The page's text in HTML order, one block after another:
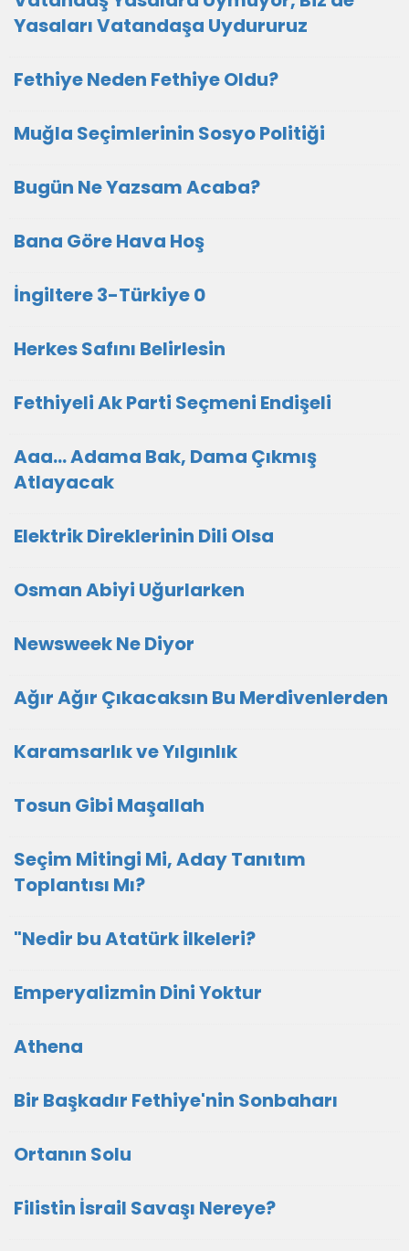
Yasaları Vatandaşa Uydururuz
Fethiye Neden Fethiye Oldu?
Muğla Seçimlerinin Sosyo Politiği
Bugün Ne Yazsam Acaba?
Bana Göre Hava Hoş
İngiltere 3-Türkiye 0
Herkes Safını Belirlesin
Fethiyeli Ak Parti Seçmeni Endişeli
Aaa... Adama Bak, Dama Çıkmış
Atlayacak
Elektrik Direklerinin Dili Olsa
Osman Abiyi Uğurlarken
Newsweek Ne Diyor
Ağır Ağır Çıkacaksın Bu Merdivenlerden
Karamsarlık ve Yılgınlık
Tosun Gibi Maşallah
Seçim Mitingi Mi, Aday Tanıtım
Toplantısı Mı?
"Nedir bu Atatürk ilkeleri?
Emperyalizmin Dini Yoktur
Athena
Bir Başkadır Fethiye'nin Sonbaharı
Ortanın Solu
Filistin İsrail Savaşı Nereye?